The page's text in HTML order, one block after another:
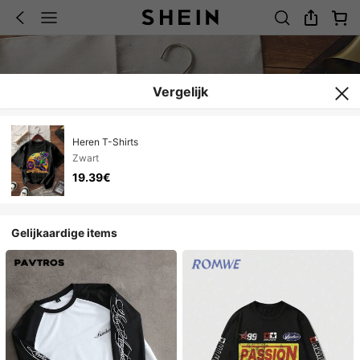
Vergelijk
Heren T-Shirts
Zwart
19.39€
Gelijkaardige items